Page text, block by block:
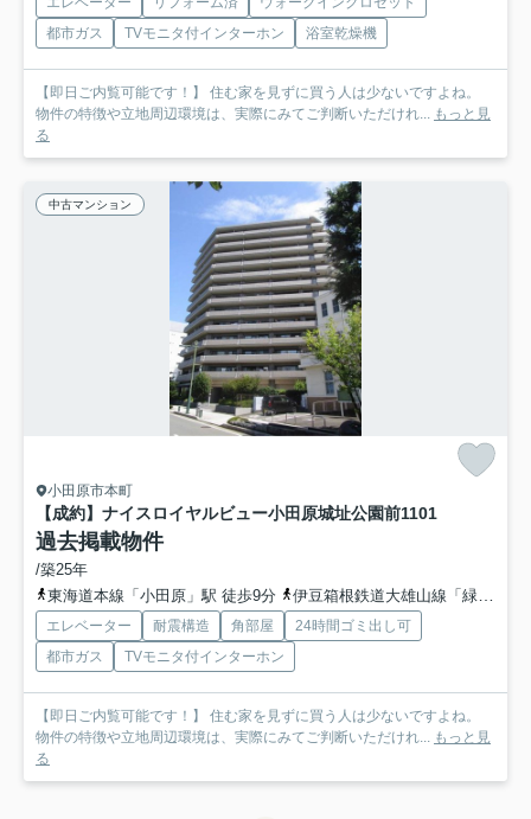
都市ガス
TVモニタ付インターホン 浴室乾燥機
【即日ご内覧可能です！】 住む家を見ずに買う人は少ないですよね。
物件の特徴や立地周辺環境は、実際にみてご判断いただけれ... もっと見
る
中古マンション
小田原市本町
【成約】ナイスロイヤルビュー小田原城址公園前1101
過去掲載物件
/築25年
東海道本線「小田原」駅 徒歩9分
伊豆箱根鉄道大雄山線「緑町」駅 徒歩13分
エレベーター 耐震構造 角部屋
24時間ゴミ出し可
都市ガス
TVモニタ付インターホン
【即日ご内覧可能です！】 住む家を見ずに買う人は少ないですよね。
物件の特徴や立地周辺環境は、実際にみてご判断いただけれ... もっと見
る